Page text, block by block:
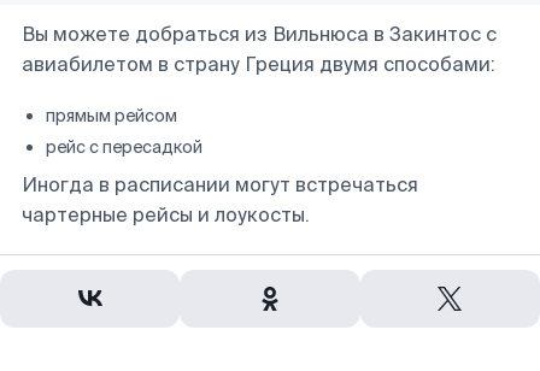
Вы можете добраться из Вильнюса в Закинтос с
авиабилетом в страну Греция двумя способами:
прямым рейсом
рейс с пересадкой
Иногда в расписании могут встречаться
чартерные рейсы и лоукосты.